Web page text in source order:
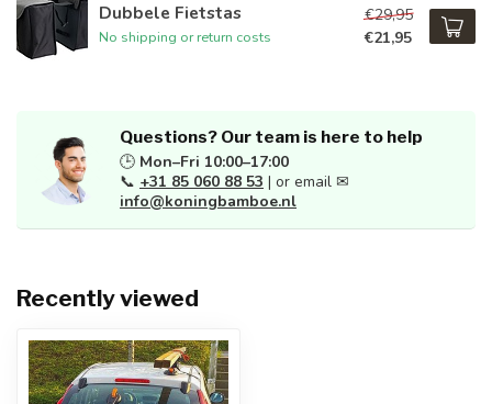
Dubbele Fietstas
No shipping or return costs
€29,95
€21,95
Questions? Our team is here to help
🕒 Mon–Fri 10:00–17:00
📞 +31 85 060 88 53 | or email ✉
info@koningbamboe.nl
Recently viewed